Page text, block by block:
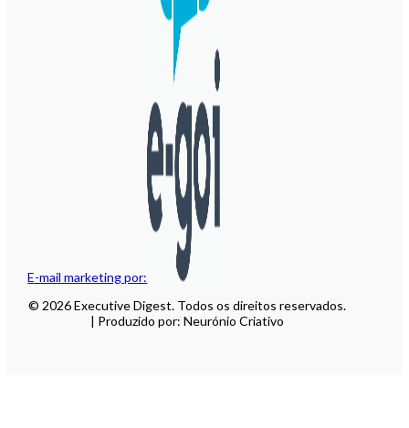
E-mail marketing por:
© 2026 Executive Digest. Todos os direitos reservados.
| Produzido por: Neurónio Criativo